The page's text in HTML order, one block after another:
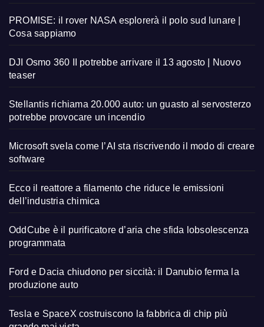
PROMISE: il rover NASA esplorerà il polo sud lunare |
Cosa sappiamo
DJI Osmo 360 II potrebbe arrivare il 13 agosto | Nuovo
teaser
Stellantis richiama 20.000 auto: un guasto al servosterzo
potrebbe provocare un incendio
Microsoft svela come l’AI sta riscrivendo il modo di creare
software
Ecco il reattore a filamento che riduce le emissioni
dell’industria chimica
OddCube è il purificatore d’aria che sfida lobsolescenza
programmata
Ford e Dacia chiudono per siccità: il Danubio ferma la
produzione auto
Tesla e SpaceX costruiscono la fabbrica di chip più